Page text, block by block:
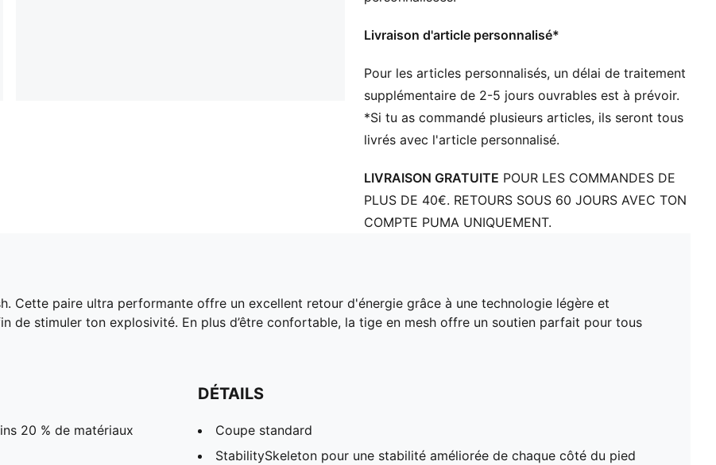
enfants âgés de 8 à 16 ans
enfants âgés de 8 à 16 ans
Livraison d'article personnalisé*
Pour les articles personnalisés, un délai de traitement
supplémentaire de 2-5 jours ouvrables est à prévoir.
*Si tu as commandé plusieurs articles, ils seront tous
livrés avec l'article personnalisé.
LIVRAISON GRATUITE POUR LES COMMANDES DE
PLUS DE 40€. RETOURS SOUS 60 JOURS AVEC TON
COMPTE PUMA UNIQUEMENT.
Cette paire ultra performante offre un excellent retour d'énergie grâce à une technologie légère et
de stimuler ton explosivité. En plus d’être confortable, la tige en mesh offre un soutien parfait pour tous
20 % de matériaux
DÉTAILS
Coupe standard
StabilitySkeleton pour une stabilité améliorée de chaque côté du pied